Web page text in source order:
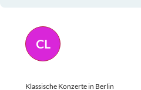
CL
Klassische Konzerte in Berlin